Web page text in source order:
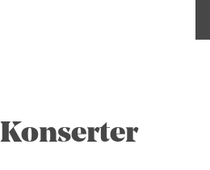
Konserter